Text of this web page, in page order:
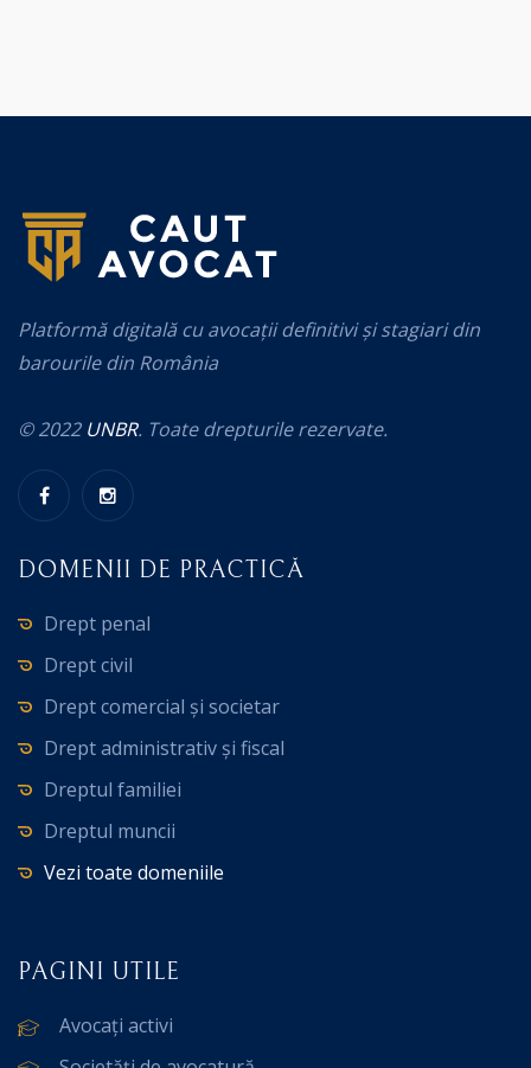
Platformă digitală cu avocații definitivi și stagiari din
barourile din România
© 2022 UNBR. Toate drepturile rezervate.
DOMENII DE PRACTICĂ
Drept penal
Drept civil
Drept comercial și societar
Drept administrativ și fiscal
Dreptul familiei
Dreptul muncii
Vezi toate domeniile
PAGINI UTILE
Avocați activi